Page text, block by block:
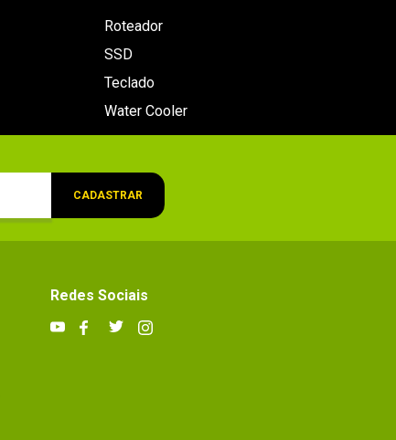
Roteador
SSD
Teclado
Water Cooler
CADASTRAR
Redes Sociais